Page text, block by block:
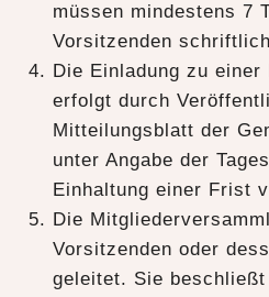
müssen mindestens 7
Vorsitzenden
Die Einladung zu
erfolgt durch
Mitteilungsblatt der
unter Angabe der
Einhaltung einer Frist
Die
Vorsitzenden oder
geleitet. Sie